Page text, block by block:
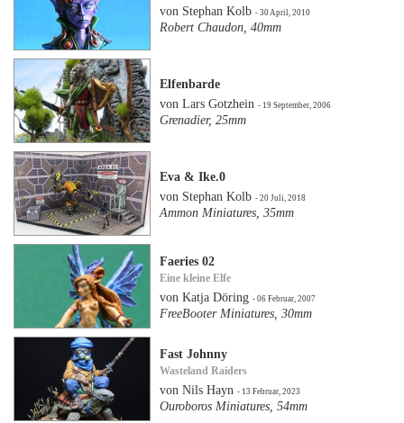
von Stephan Kolb- 30 April, 2010
Robert Chaudon, 40mm
Elfenbarde
von Lars Gotzhein- 19 September, 2006
Grenadier, 25mm
Eva & Ike.0
von Stephan Kolb- 20 Juli, 2018
Ammon Miniatures, 35mm
Faeries 02
Eine kleine Elfe
von Katja Döring- 06 Februar, 2007
FreeBooter Miniatures, 30mm
Fast Johnny
Wasteland Raiders
von Nils Hayn- 13 Februar, 2023
Ouroboros Miniatures, 54mm